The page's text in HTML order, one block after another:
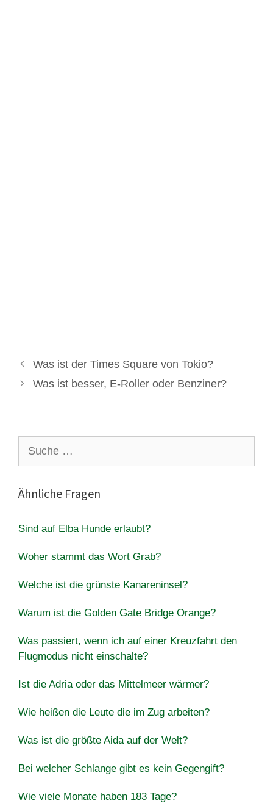
Was ist der Times Square von Tokio?
Was ist besser, E-Roller oder Benziner?
nach:
Ähnliche Fragen
Sind auf Elba Hunde erlaubt?
Woher stammt das Wort Grab?
Welche ist die grünste Kanareninsel?
Warum ist die Golden Gate Bridge Orange?
Was passiert, wenn ich auf einer Kreuzfahrt den
Flugmodus nicht einschalte?
Ist die Adria oder das Mittelmeer wärmer?
Wie heißen die Leute die im Zug arbeiten?
Was ist die größte Aida auf der Welt?
Bei welcher Schlange gibt es kein Gegengift?
Wie viele Monate haben 183 Tage?